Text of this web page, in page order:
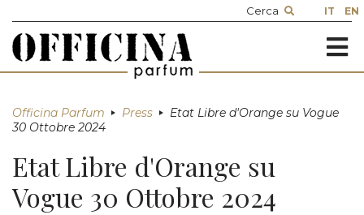
IT EN
≡
Officina Parfum Press
Etat Libre d'Orange su Vogue
30 Ottobre 2024
Etat Libre d'Orange su
Vogue 30 Ottobre 2024